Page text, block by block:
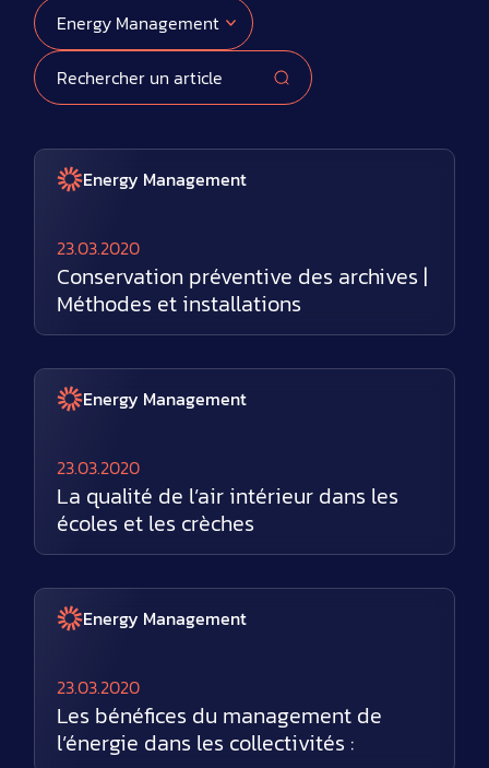
Energy Management
23.03.2020
Conservation préventive des archives |
Méthodes et installations
Energy Management
23.03.2020
La qualité de l’air intérieur dans les
écoles et les crèches
Energy Management
23.03.2020
Les bénéfices du management de
l’énergie dans les collectivités :